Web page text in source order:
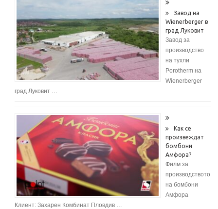
Завод на
Wienerberger в
град Луковит
Завод за
производство
на тухли
Porotherm на
Wienerberger
град Луковит …
Как се
произвеждат
бомбони
Амфора?
Филм за
производството
на бомбони
Амфора
Клиент: Захарен Комбинат Пловдив …